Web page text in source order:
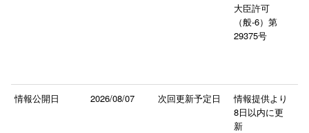
大臣許可
（般-6）第
29375号
情報公開日 2026/08/07 次回更新予定日
情報提供より
8日以内に更
新